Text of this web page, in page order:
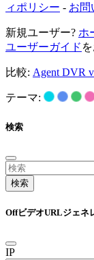
ィポリシー - お問
新規ユーザー? ホ
ユーザーガイド
比較: Agent DVR
テーマ:
検索
検索
OffビデオURLジェネ
IP